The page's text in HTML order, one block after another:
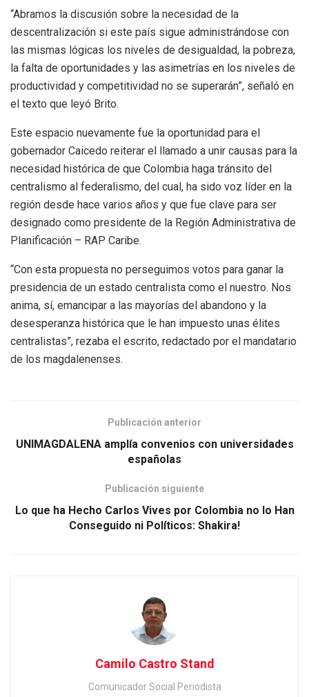
“Abramos la discusión sobre la necesidad de la
descentralización si este país sigue administrándose con
las mismas lógicas los niveles de desigualdad, la pobreza,
la falta de oportunidades y las asimetrías en los niveles de
productividad y competitividad no se superarán”, señaló en
el texto que leyó Brito.
Este espacio nuevamente fue la oportunidad para el
gobernador Caicedo reiterar el llamado a unir causas para la
necesidad histórica de que Colombia haga tránsito del
centralismo al federalismo, del cual, ha sido voz líder en la
región desde hace varios años y que fue clave para ser
designado como presidente de la Región Administrativa de
Planificación – RAP Caribe.
“Con esta propuesta no perseguimos votos para ganar la
presidencia de un estado centralista como el nuestro. Nos
anima, sí, emancipar a las mayorías del abandono y la
desesperanza histórica que le han impuesto unas élites
centralistas”, rezaba el escrito, redactado por el mandatario
de los magdalenenses.
Publicación anterior
UNIMAGDALENA amplía convenios con universidades
españolas
Publicación siguiente
Lo que ha Hecho Carlos Vives por Colombia no lo Han
Conseguido ni Políticos: Shakira!
Camilo Castro Stand
Comunicador Social Periodista